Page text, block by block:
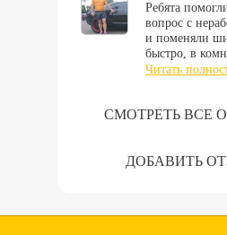
Ребята
вопрос с
и поменяли
быстро, в
Читать
СМОТРЕТЬ ВСЕ
ДОБАВИТЬ